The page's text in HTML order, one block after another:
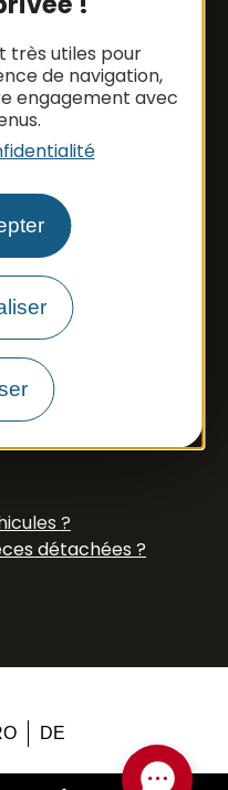
très utiles pour
de navigation,
engagement avec
Polonais
77 83
?
détachées ?
DE